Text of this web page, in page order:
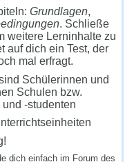
Grundlagen,
. Schließe
weitere Lerninhalte zu
auf dich ein Test, der
mal erfragt.
Schülerinnen und
Schulen bzw.
-studenten
dich einfach im Forum des